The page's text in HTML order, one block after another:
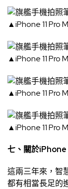
▲iPhone 11 Pro
▲iPhone 11 Pro
▲iPhone 11 Pro
▲iPhone 11 Pro
七、關於iPhone
這兩三年來，智
都有相當長足的